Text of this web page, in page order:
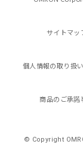
サイトマッ
個人情報の取り扱
商品のご承諾
© Copyright